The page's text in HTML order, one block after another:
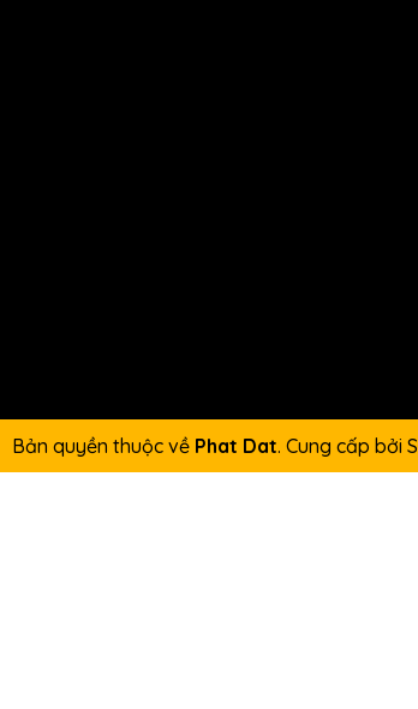
Bản quyền thuộc về Phat Dat. Cung cấp bởi